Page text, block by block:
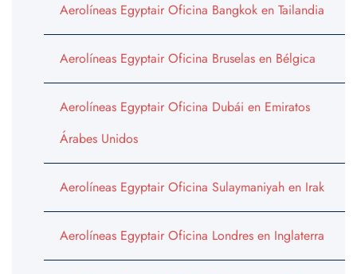
Aerolíneas Egyptair Oficina Bangkok en Tailandia
Aerolíneas Egyptair Oficina Bruselas en Bélgica
Aerolíneas Egyptair Oficina Dubái en Emiratos
Árabes Unidos
Aerolíneas Egyptair Oficina Sulaymaniyah en Irak
Aerolíneas Egyptair Oficina Londres en Inglaterra